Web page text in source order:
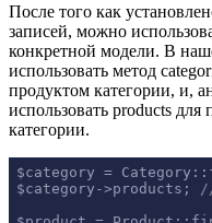
После того как
записей, можно
конкретной модели. В
использовать метод
продуктом категории, и,
использовать products
категории.
$category =
$category->products;